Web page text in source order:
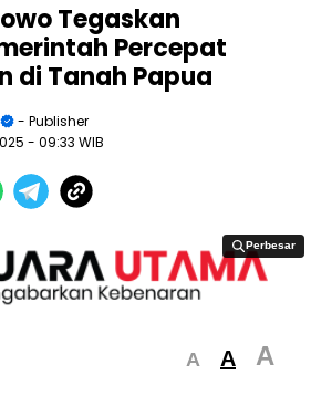
Tegaskan
Percepat
di Tanah Papua
- Publisher
- 09:33 WIB
Perbesar
Perbesar
A A A